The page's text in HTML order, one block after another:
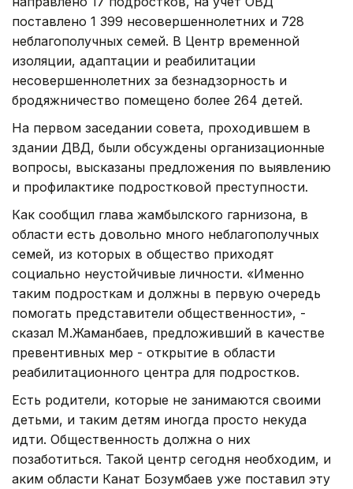
поставлено 1 399 несовершеннолетних и 728
неблагополучных семей. В Центр временной
изоляции, адаптации и реабилитации
несовершеннолетних за безнадзорность и
бродяжничество помещено более 264 детей.
На первом заседании совета, проходившем в
здании ДВД, были обсуждены организационные
вопросы, высказаны предложения по выявлению
и профилактике подростковой преступности.
Как сообщил глава жамбылского гарнизона, в
области есть довольно много неблагополучных
семей, из которых в общество приходят
социально неустойчивые личности. «Именно
таким подросткам и должны в первую очередь
помогать представители общественности», -
сказал М.Жаманбаев, предложивший в качестве
превентивных мер - открытие в области
реабилитационного центра для подростков.
Есть родители, которые не занимаются своими
детьми, и таким детям иногда просто некуда
идти. Общественность должна о них
позаботиться. Такой центр сегодня необходим, и
аким области Канат Бозумбаев уже поставил эту